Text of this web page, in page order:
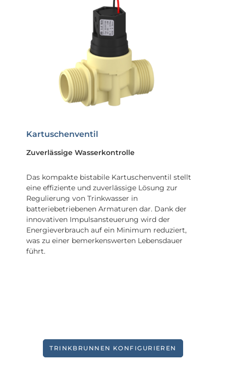
Kartuschenventil
Zuverlässige Wasserkontrolle
Das kompakte bistabile Kartuschenventil stellt
eine effiziente und zuverlässige Lösung zur
Regulierung von Trinkwasser in
batteriebetriebenen Armaturen dar. Dank der
innovativen Impulsansteuerung wird der
Energieverbrauch auf ein Minimum reduziert,
was zu einer bemerkenswerten Lebensdauer
führt.
TRINKBRUNNEN KONFIGURIEREN